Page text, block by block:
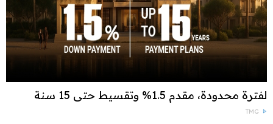
لفترة محدودة، مقدم 1.5% وتقسيط حتى 15 سنة
TMG